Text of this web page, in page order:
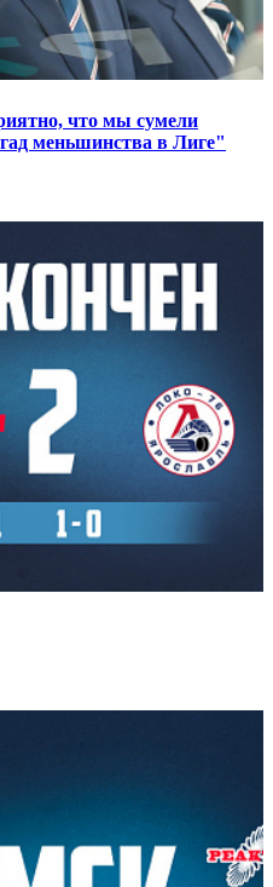
что мы сумели
меньшинства в Лиге"